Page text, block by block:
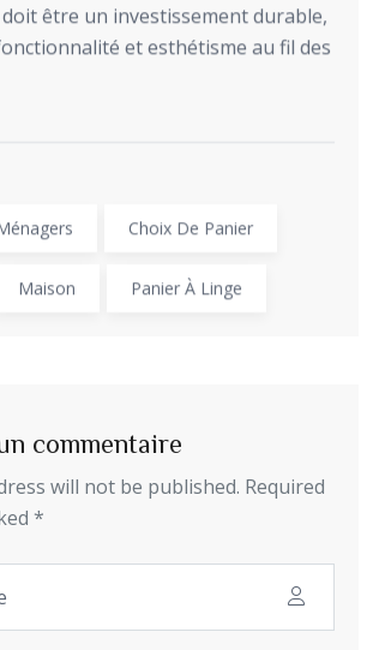
être un investissement durable,
et esthétisme au fil des
Choix De Panier
Maison Panier À Linge
commentaire
will not be published. Required
*